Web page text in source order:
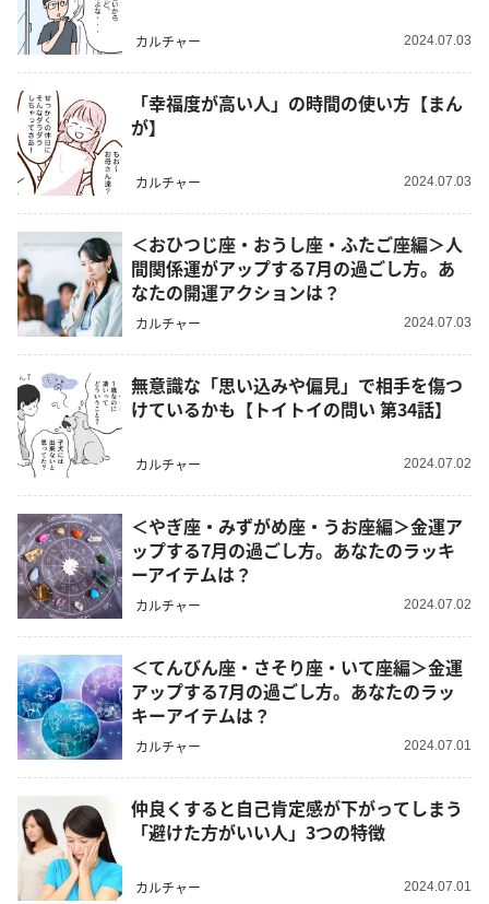
カルチャー 2024.07.03
「幸福度が高い人」の時間の使い方【まん
が】
カルチャー 2024.07.03
＜おひつじ座・おうし座・ふたご座編＞人
間関係運がアップする7月の過ごし方。あ
なたの開運アクションは？
カルチャー 2024.07.03
無意識な「思い込みや偏見」で相手を傷つ
けているかも【トイトイの問い 第34話】
カルチャー 2024.07.02
＜やぎ座・みずがめ座・うお座編＞金運ア
ップする7月の過ごし方。あなたのラッキ
ーアイテムは？
カルチャー 2024.07.02
＜てんびん座・さそり座・いて座編＞金運
アップする7月の過ごし方。あなたのラッ
キーアイテムは？
カルチャー 2024.07.01
仲良くすると自己肯定感が下がってしまう
「避けた方がいい人」3つの特徴
カルチャー 2024.07.01